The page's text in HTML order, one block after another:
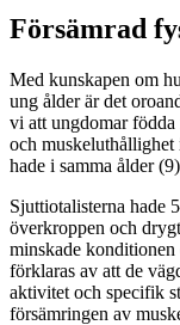
Försämrad
Med kunskapen om
ung ålder är det
vi att ungdomar
och muskeluthållighet
hade i samma ålder
Sjuttiotalisterna hade
överkroppen och
minskade
förklaras av att de
aktivitet och specifik
försämringen av